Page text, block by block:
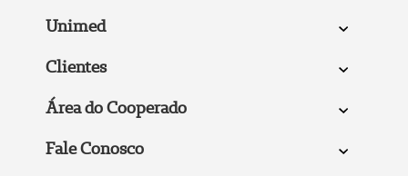
Unimed
Clientes
Área do Cooperado
Fale Conosco